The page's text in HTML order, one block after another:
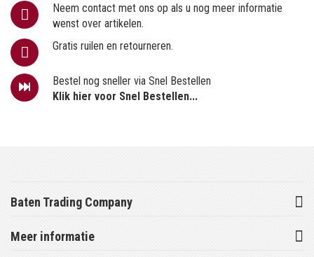
Neem contact met ons op als u nog meer informatie
wenst over artikelen.
Gratis ruilen en retourneren.
Bestel nog sneller via Snel Bestellen
Klik hier voor Snel Bestellen...
Baten Trading Company
Meer informatie